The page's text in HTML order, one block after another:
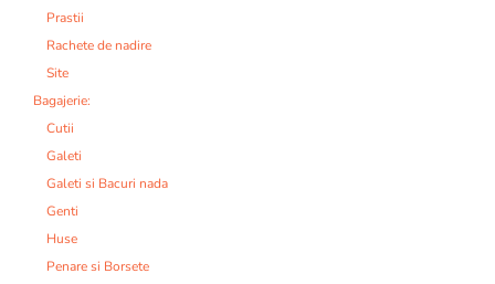
Prastii
Rachete de nadire
Site
Bagajerie:
Cutii
Galeti
Galeti si Bacuri nada
Genti
Huse
Penare si Borsete